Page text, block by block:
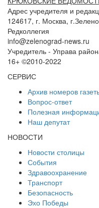
Адрес учредителя и
124617, г. Москва,
Редколлегия
info@zelenograd-news.ru
Учредитель - Управа
16+ ©2010-2022
СЕРВИС
Архив номеров
Вопрос-ответ
Полезная
Наш депутат
НОВОСТИ
Новости столицы
События
Здравоохранение
Транспорт
Безопасность
Эхо Победы